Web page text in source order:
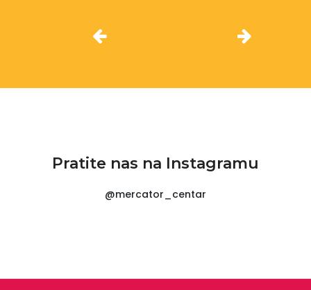
Pratite nas na Instagramu
@mercator_centar